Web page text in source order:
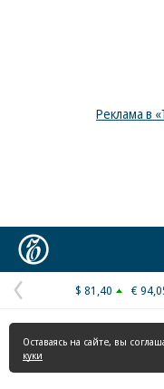
Реклама в
Предыдущая
страница
$ 81,40 €
Оставаясь на сайте, вы
куки